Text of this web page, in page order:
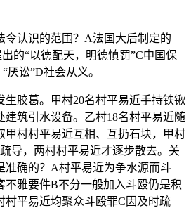
认识的范围？A法国大后制定的
的“以德配天，明德慎罚”C中国保
厌讼”D社会从义。
胶葛。甲村20名村平易近手持铁锹
建筑引水设备。乙村18名村平易近随
甲村村平易近互相、互扔石块，甲村
导，两村村平易近才逐步散去。关
准确的？A村平易近为争水源而斗
不雅要件B不分一般加入斗殴仍是积
村平易近均聚众斗殴罪C因及时疏